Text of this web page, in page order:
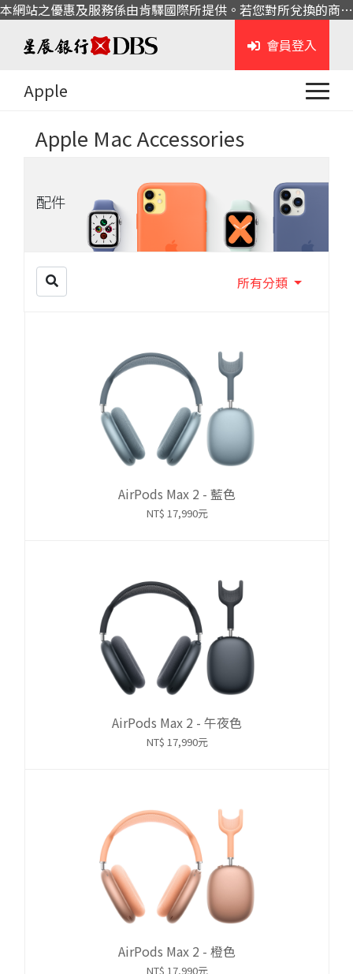
本網站之優惠及服務係由肯驛國際所提供。若您對所兌換的商品或服務有任何問題，請與肯驛國際聯繫。
會員登入
Apple
Apple Mac Accessories
配件
所有分類
AirPods Max 2 - 藍色
NT$ 17,990元
AirPods Max 2 - 午夜色
NT$ 17,990元
AirPods Max 2 - 橙色
NT$ 17,990元